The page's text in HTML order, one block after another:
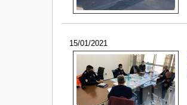
15/01/2021